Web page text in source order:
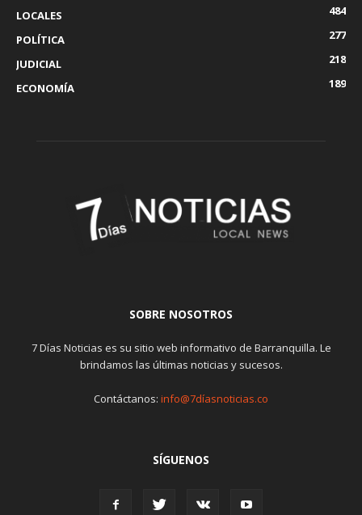
LOCALES
484
POLÍTICA
277
JUDICIAL
218
ECONOMÍA
189
SOBRE NOSOTROS
7 Días Noticias es su sitio web informativo de Barranquilla. Le
brindamos las últimas noticias y sucesos.
Contáctanos: info@7díasnoticias.co
SÍGUENOS